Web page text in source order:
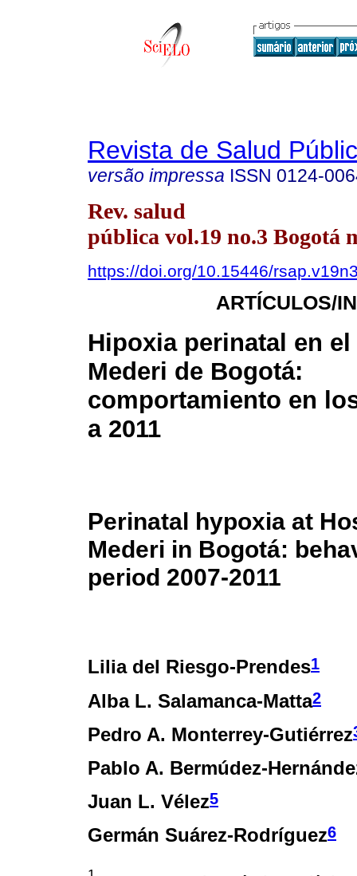
Revista de Salud
versão impressa ISSN 0124-
Rev. salud
pública vol.19 no.3 Bogotá
https://doi.org/10.15446/
ARTÍCULOS/
Hipoxia perinatal en
Mederi de Bogotá:
comportamiento en
a 2011
Perinatal hypoxia at
Mederi in Bogotá:
period 2007-2011
Lilia del Riesgo-Prendes1
Alba L. Salamanca-Matta2
Pedro A. Monterrey-Gutiérrez
Pablo A. Bermúdez-
Juan L. Vélez5
Germán Suárez-Rodríguez6